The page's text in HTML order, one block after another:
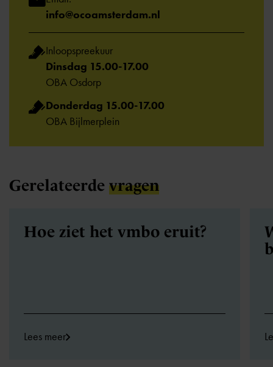
info@ocoamsterdam.nl
Inloopspreekuur
Dinsdag 15.00-17.00
OBA Osdorp
Donderdag 15.00-17.00
OBA Bijlmerplein
Gerelateerde vragen
Hoe ziet het vmbo eruit?
Lees meer